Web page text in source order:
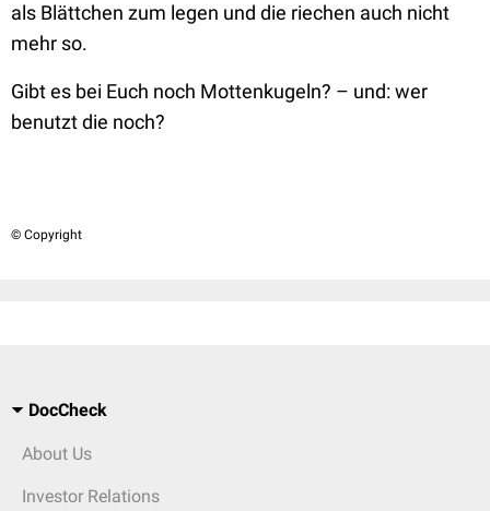
als Blättchen zum legen und die riechen auch nicht
mehr so.
Gibt es bei Euch noch Mottenkugeln? – und: wer
benutzt die noch?
© Copyright
DocCheck
About Us
Investor Relations